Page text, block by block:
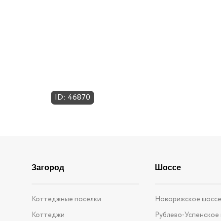
ID: 46870
Загород
Коттеджные поселки
Коттеджи
Шоссе
Новорижское шоссе
Рублево-Успенское